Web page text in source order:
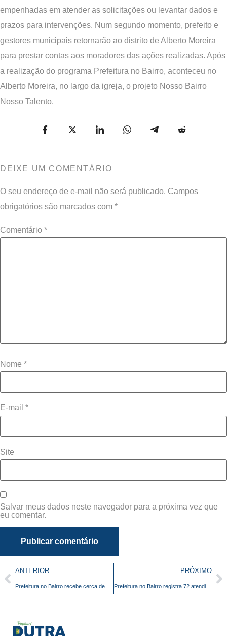
empenhadas em atender as solicitações ou levantar dados e
prazos para intervenções. Num segundo momento, prefeito e
gestores municipais retornarão ao distrito de Alberto Moreira
para prestar contas aos moradores das ações realizadas. Após
a realização do programa Prefeitura no Bairro, aconteceu no
Alberto Moreira, no largo da igreja, o projeto Nosso Bairro
Nosso Talento.
DEIXE UM COMENTÁRIO
O seu endereço de e-mail não será publicado. Campos
obrigatórios são marcados com *
Comentário *
Nome *
E-mail *
Site
Salvar meus dados neste navegador para a próxima vez que
eu comentar.
ANTERIOR PRÓXIMO
Prefeitura no Bairro registra 72 atendimentos no Los Angeles